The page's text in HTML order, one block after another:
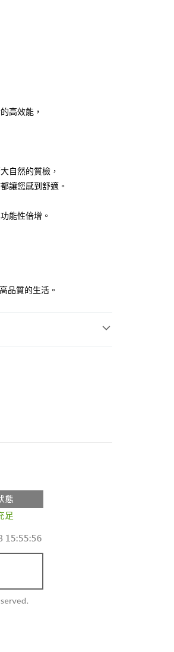
訊。
訊中的連結，可透過四大超商
方視為交易完成。
，但若您需要取消訂單，請聯
單仍視為有效，需透過AFTEE
結帳頁面顯示為準，若有關於
疑問，請聯繫「AFTEE先享後
support/home
AFTEE先享後付」服務完成之
址：
或監護人之同意方可使用
起之損失，本公司不負相關責
不足之情形，本公司將視審查
註冊。若發現惡意使用之情
戶之使用額度並採取法律行
費
高效能，
自然的質檢，
讓您感到舒適。
能性倍增。
品質的生活。